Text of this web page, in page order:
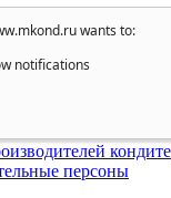
wants to:
notifications
персоны